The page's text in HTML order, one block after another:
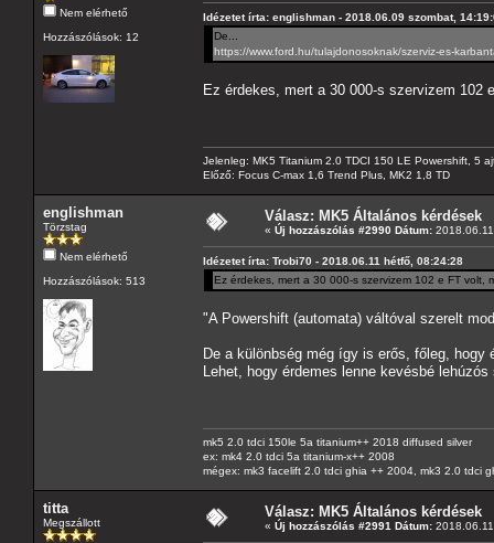
Nem elérhető
Hozzászólások: 12
Idézetet írta: englishman - 2018.06.09 szombat,
De...
https://www.ford.hu/tulajdonosoknak/szerviz-es-
Ez érdekes, mert a 30 000-s szervizem 102
Jelenleg: MK5 Titanium 2.0 TDCI 150 LE Powershift, 5
Előző: Focus C-max 1,6 Trend Plus, MK2 1,8 TD
englishman
Törzstag
Nem elérhető
Hozzászólások: 513
Válasz: MK5 Általános kérdések
« Új hozzászólás #2990 Dátum:
Idézetet írta: Trobi70 - 2018.06.11 hétfő, 08:24:28
Ez érdekes, mert a 30 000-s szervizem 102 e FT
"A Powershift (automata) váltóval szerelt
De a különbség még így is erős, főleg,
Lehet, hogy érdemes lenne kevésbé
mk5 2.0 tdci 150le 5a titanium++ 2018 diffused silver
ex: mk4 2.0 tdci 5a titanium-x++ 2008
mégex: mk3 facelift 2.0 tdci ghia ++ 2004, mk3 2.0 tdci
titta
Megszállott
Válasz: MK5 Általános kérdések
« Új hozzászólás #2991 Dátum: